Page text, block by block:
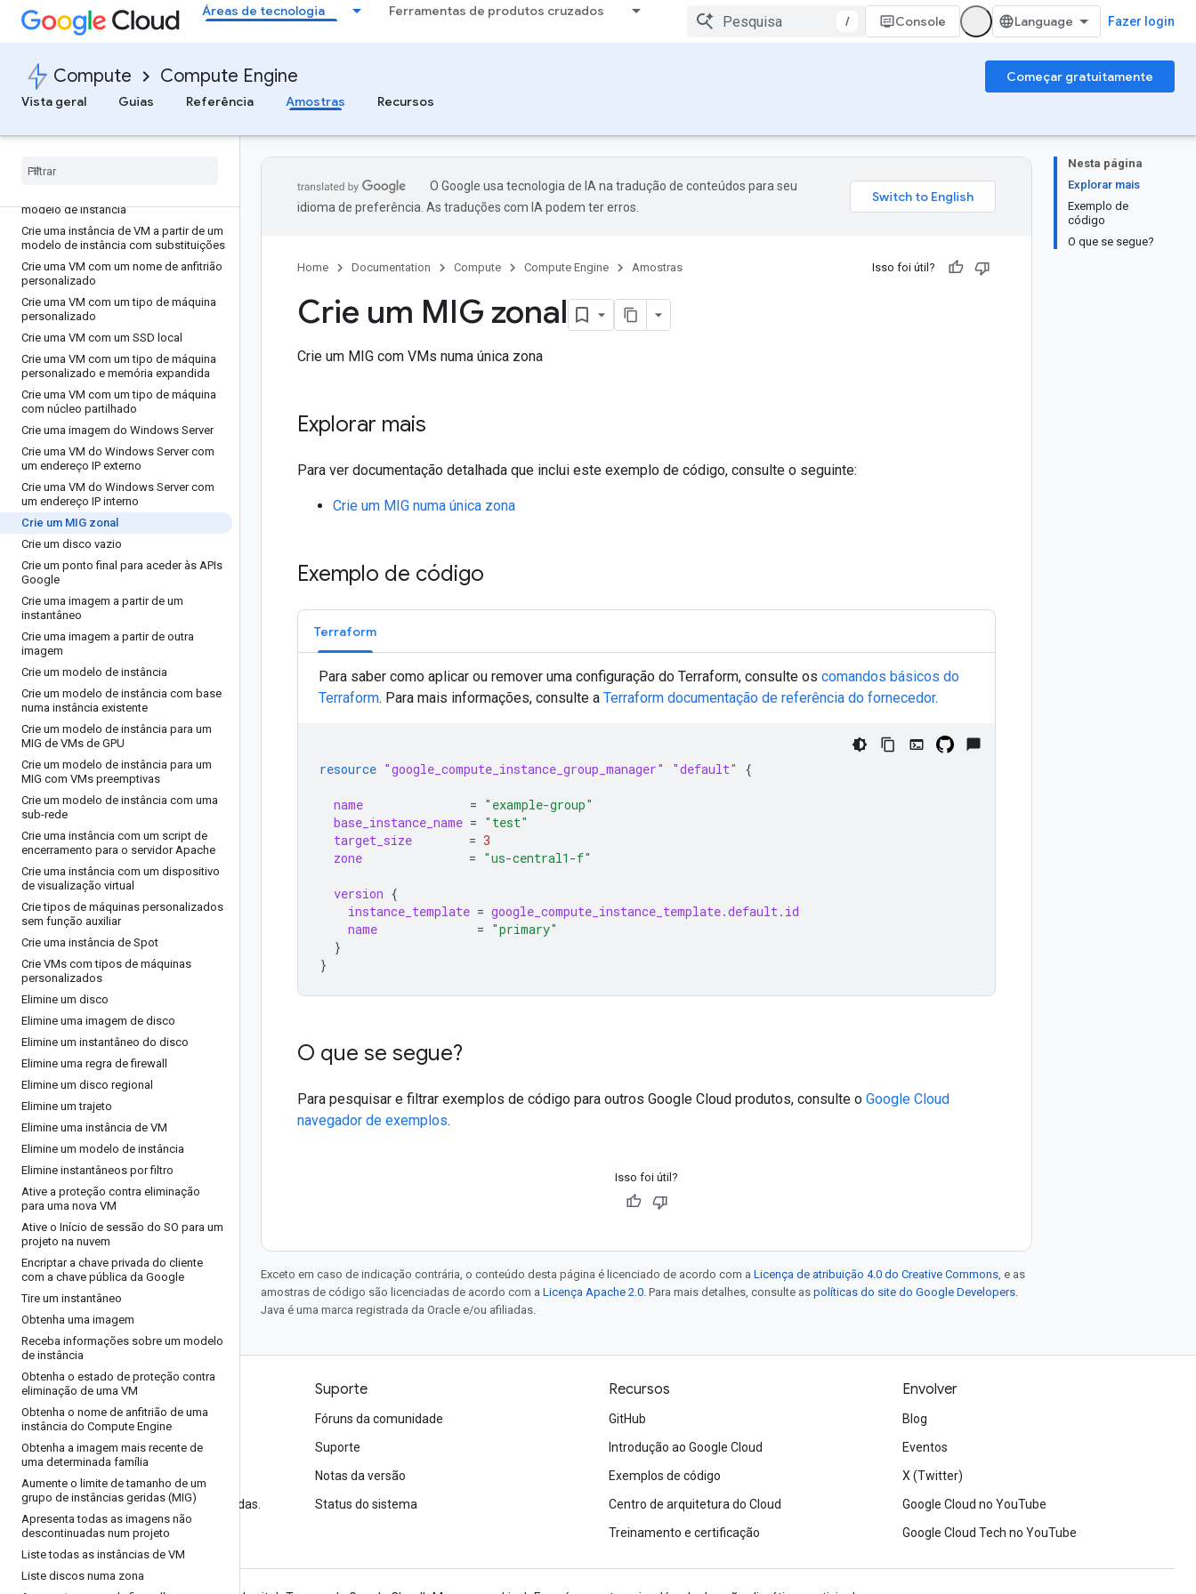
Áreas de tecnologia Ferramentas de produtos cruzados
/ Console Fazer login
Compute Compute Engine
Começar gratuitamente
Vista geral
Guias Referência Amostras Recursos
Crie uma instância de VM do Spot com
o Debian 11
personalizada
Crie uma VM a partir de um instantâneo
de disco que não seja de arranque
Crie uma instância de VM
modelo de instância
Crie uma instância de VM a partir de um
modelo de instância com substituições
Crie uma VM com um nome de anfitrião
personalizado
Crie uma VM com um tipo de máquina
personalizado
Crie uma VM com um SSD local
Crie uma VM com um tipo de máquina
personalizado e memória expandida
Crie uma VM com um tipo de máquina
com núcleo partilhado
Crie uma imagem do Windows Server
Crie uma VM do Windows Server com
um endereço IP externo
Crie uma VM do Windows Server com
um endereço IP interno
Crie um MIG zonal
Crie um disco vazio
Crie um ponto final para aceder às APIs
Google
Crie uma imagem a partir de um
instantâneo
Crie uma imagem a partir de outra
imagem
Crie um modelo de instância
Crie um modelo de instância com base
numa instância existente
Crie um modelo de instância para um
MIG de VMs de GPU
Crie um modelo de instância para um
MIG com VMs preemptivas
Crie um modelo de instância com uma
sub-rede
Crie uma instância com um script de
encerramento para o servidor Apache
Crie uma instância com um dispositivo
de visualização virtual
Crie tipos de máquinas personalizados
sem função auxiliar
Crie uma instância de Spot
Crie VMs com tipos de máquinas
personalizados
Elimine um disco
Elimine uma imagem de disco
Elimine um instantâneo do disco
Elimine uma regra de firewall
Elimine um disco regional
Elimine um trajeto
Elimine uma instância de VM
Elimine um modelo de instância
Elimine instantâneos por filtro
Ative a proteção contra eliminação
para uma nova VM
Ative o Início de sessão do SO para um
projeto na nuvem
Encriptar a chave privada do cliente
com a chave pública da Google
Tire um instantâneo
Obtenha uma imagem
Receba informações sobre um modelo
de instância
Obtenha o estado de proteção contra
eliminação de uma VM
Obtenha o nome de anfitrião de uma
instância do Compute Engine
Obtenha a imagem mais recente de
uma determinada família
Aumente o limite de tamanho de um
grupo de instâncias geridas (MIG)
Apresenta todas as imagens não
descontinuadas num projeto
Liste todas as instâncias de VM
Liste discos numa zona
Nesta página
Explorar mais
Exemplo de
código
O que se segue?
O Google usa tecnologia de IA na tradução de conteúdos para seu
idioma de preferência. As traduções com IA podem ter erros.
Home Documentation Compute Compute Engine Amostras Isso foi útil?
Crie um MIG zonal
Crie um MIG com VMs numa única zona
Explorar mais
Para ver documentação detalhada que inclui este exemplo de código, consulte o seguinte:
Crie um MIG numa única zona
Exemplo de código
Terraform
Para saber como aplicar ou remover uma configuração do Terraform, consulte os comandos básicos do
Terraform. Para mais informações, consulte a Terraform documentação de referência do fornecedor.
resource "google_compute_instance_group_manager" "default" {
name = "example-group"
base_instance_name = "test"
target_size
= 3
zone
= "us-central1-f"
version {
instance_template = google_compute_instance_template.default.id
name
= "primary"
}
}
O que se segue?
Para pesquisar e filtrar exemplos de código para outros Google Cloud produtos, consulte o Google Cloud
navegador de exemplos.
Isso foi útil?
Exceto em caso de indicação contrária, o conteúdo desta página é licenciado de acordo com a Licença de atribuição 4.0 do Creative Commons, e as
amostras de código são licenciadas de acordo com a Licença Apache 2.0. Para mais detalhes, consulte as políticas do site do Google Developers.
Java é uma marca registrada da Oracle e/ou afiliadas.
Produtos e preços
Veja todos os produtos
Preços do Google Cloud
Google Cloud Marketplace
Entre em contato com a equipe de vendas.
Suporte
Fóruns da comunidade
Suporte
Notas da versão
Status do sistema
Recursos
GitHub
Introdução ao Google Cloud
Exemplos de código
Centro de arquitetura do Cloud
Treinamento e certificação
Envolver
Blog
Eventos
X (Twitter)
Google Cloud no YouTube
Google Cloud Tech no YouTube